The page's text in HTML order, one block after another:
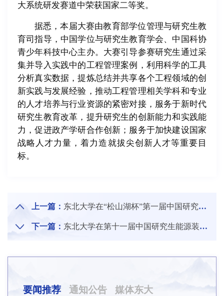
大系统研发赛道中荣获国家二等奖。
据悉，本届大赛由教育部学位管理与研究生教
育司指导，中国学位与研究生教育学会、中国科协
青少年科技中心主办。大赛引导参赛研究生通过采
集并导入实践中的工程管理案例，利用科学的工具
分析真实数据，提炼总结并共享各个工程领域的创
新实践与发展经验，推动工程管理相关学科和专业
的人才培养与行业资源的紧密对接，服务于新时代
研究生教育改革，提升研究生的创新能力和实践能
力，促进政产学研合作创新；服务于加快建设国家
战略人才力量，着力造就拔尖创新人才等重要目
标。
上一篇： 东北大学在“松山湖杯”第一届中国研究生操作系统开源创新大赛中荣获佳绩
下一篇： 东北大学在第十一届中国研究生能源装备创新设计大赛中荣获佳绩
要闻推荐 通知公告 媒体东大